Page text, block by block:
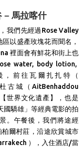
– 馬拉喀什
我們先經過Rose Valley
區以盛產玫塊花而聞名，
裡面會有鮮花和街上也
water, body lotion,
前往瓦爾扎扎特（
古城（AitBenhaddou
世界文化遺產】，也是
國驕雄」等經典電影的拍
。 午餐後，我們將途經
爾村莊，沿途欣賞城市
），入住酒店/當